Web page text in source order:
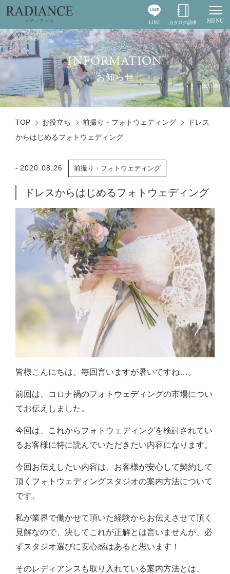
MENU
LINE カタログ請求
INFORMATION
お知らせ
TOP お役立ち 前撮り・フォトウェディング
ドレス
からはじめるフォトウェディング
2020.08.26 前撮り・フォトウェディング
ドレスからはじめるフォトウェディング
皆様こんにちは。毎回言いますが暑いですね…。
前回は、コロナ禍のフォトウェディングの市場につい
てお伝えしました。
今回は、これからフォトウェディングを検討されてい
るお客様に特に読んでいただきたい内容になります。
今回お伝えしたい内容は、お客様が安心して契約して
頂くフォトウェディングスタジオの案内方法について
です。
私が業界で働かせて頂いた経験からお伝えさせて頂く
見解なので、決してこれが正解とは言いませんが、必
ずスタジオ選びに安心感はあると思います！
そのレディアンスも取り入れている案内方法とは、